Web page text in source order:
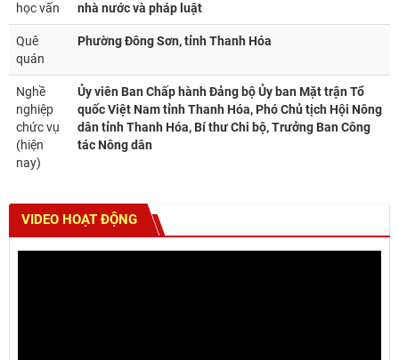
học vấn
nhà nước và pháp luật
Quê
quán
Phường Đông Sơn, tỉnh Thanh Hóa
Nghề
nghiệp
chức vụ
(hiện
nay)
Ủy viên Ban Chấp hành Đảng bộ Ủy ban Mặt trận Tổ
quốc Việt Nam tỉnh Thanh Hóa, Phó Chủ tịch Hội Nông
dân tỉnh Thanh Hóa, Bí thư Chi bộ, Trưởng Ban Công
tác Nông dân
VIDEO HOẠT ĐỘNG